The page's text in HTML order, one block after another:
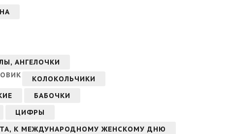
АНГЕЛОЧКИ
КОЛОКОЛЬЧИКИ
БАБОЧКИ
ЦИФРЫ
К МЕЖДУНАРОДНОМУ ЖЕНСКОМУ ДНЮ